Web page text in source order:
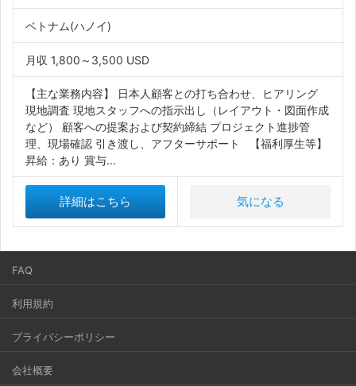
ベトナム(ハノイ)
月収 1,800～3,500 USD
【主な業務内容】 日本人顧客との打ち合わせ、ヒアリング
現地調査 現地スタッフへの指示出し（レイアウト・図面作成
など） 顧客への提案および契約締結 プロジェクト進捗管
理、現場確認 引き渡し、アフターサポート 【福利厚生等】
昇給：あり 賞与...
詳細はこちら 気になる
FAQ
利用規約
プライバシーポリシー
会社概要